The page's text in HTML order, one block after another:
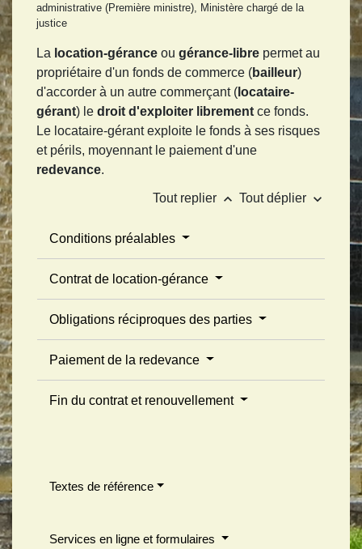
administrative (Première ministre), Ministère chargé de la
justice
La location-gérance ou gérance-libre permet au
propriétaire d'un fonds de commerce (bailleur)
d'accorder à un autre commerçant ( locataire-
gérant) le droit d'exploiter librement ce fonds.
Le locataire-gérant exploite le fonds à ses risques
et périls, moyennant le paiement d'une
redevance.
Tout replier keyboard_arrow_up Tout déplier keyboard_arrow_down
Conditions préalables
Contrat de location-gérance
Obligations réciproques des parties
Paiement de la redevance
Fin du contrat et renouvellement
Textes de référence
Services en ligne et formulaires